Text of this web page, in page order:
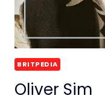
BRITPEDIA
Oliver Sim